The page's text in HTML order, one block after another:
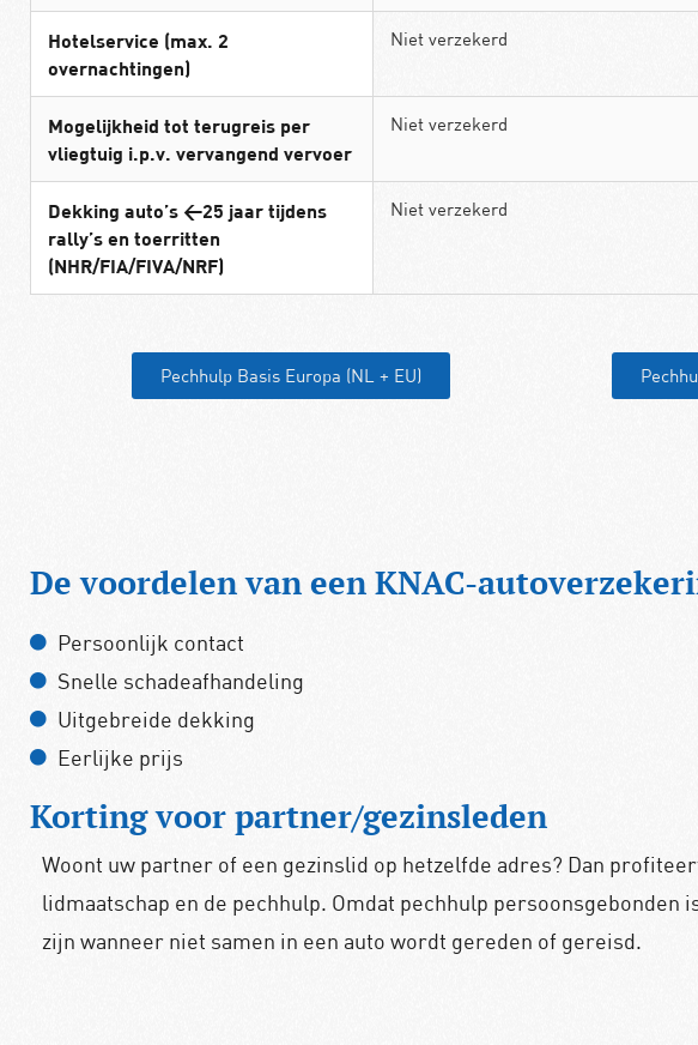
Hotelservice (max. 2
overnachtingen)
Niet verzekerd
Mogelijkheid tot terugreis per
vliegtuig i.p.v. vervangend vervoer
Niet verzekerd
Dekking auto’s <25 jaar tijdens
rally’s en toerritten
(NHR/FIA/FIVA/NRF)
Niet verzekerd
Pechhulp Basis Europa (NL + EU)
De voordelen van een KNAC-
Persoonlijk contact
Snelle schadeafhandeling
Uitgebreide dekking
Eerlijke prijs
Korting voor partner/gezinsleden
Woont uw partner of een gezinslid op hetzelfde adres? Dan
lidmaatschap en de pechhulp. Omdat pechhulp
zijn wanneer niet samen in een auto wordt gereden of gereisd.